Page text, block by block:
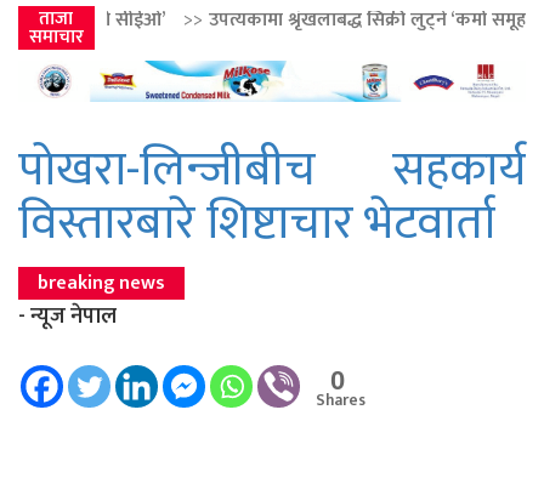
ताजा
समाचार
उपत्यकामा श्रृंखलाबद्ध सिक्री लुट्ने ‘कर्मा समूह’का नाइकेसहित पाँच पक्राउ
पोखरा-लिन्जीबीच सहकार्य
विस्तारबारे शिष्टाचार भेटवार्ता
breaking news
- न्यूज नेपाल
0
Shares